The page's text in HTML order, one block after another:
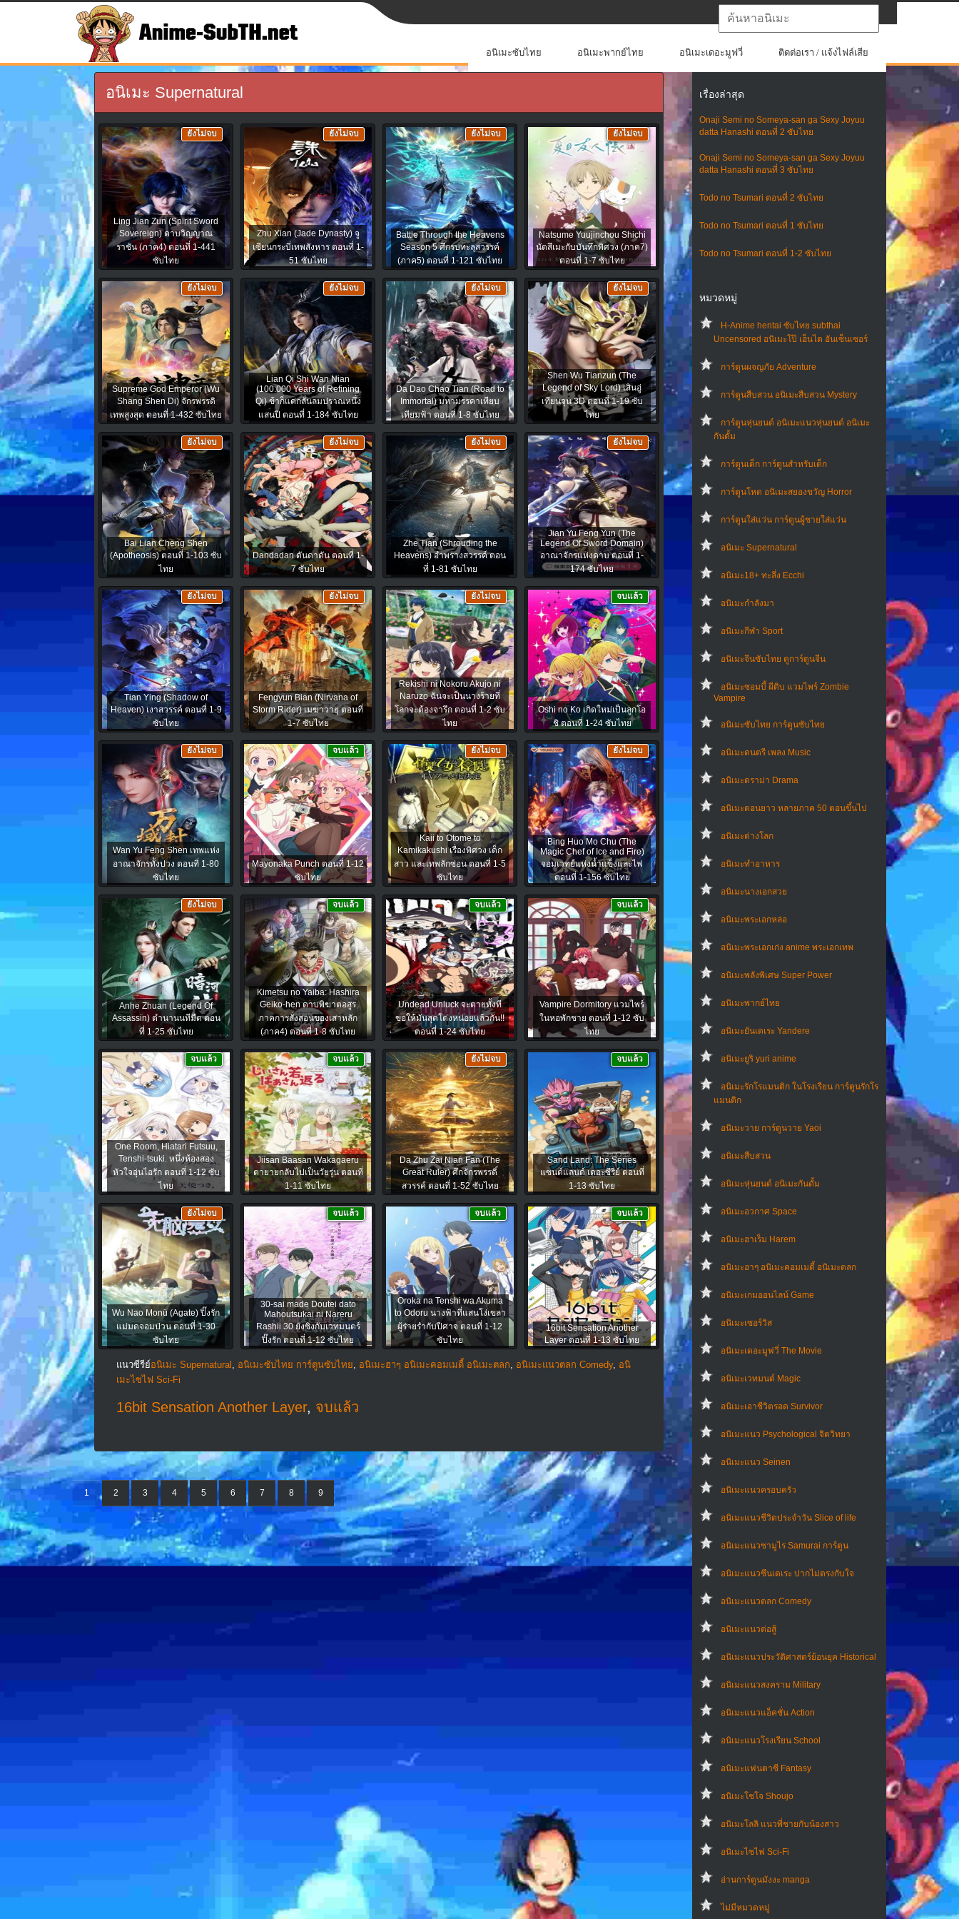
อนิเมะซับไทย อนิเมะพากย์ไทย อนิเมะเดอะมูฟวี่ ติดต่อเรา / แจ้งไฟล์เสีย
เรื่องล่าสุด
Onaji Semi no Someya-san ga Sexy Joyuu
datta Hanashi ตอนที่ 2 ซับไทย
Onaji Semi no Someya-san ga Sexy Joyuu
datta Hanashi ตอนที่ 3 ซับไทย
Todo no Tsumari ตอนที่ 2 ซับไทย
Todo no Tsumari ตอนที่ 1 ซับไทย
Todo no Tsumari ตอนที่ 1-2 ซับไทย
หมวดหมู่
H-Anime hentai ซับไทย subthai
Uncensored อนิเมะโป๊ เฮ็นไต อันเซ็นเซอร์
การ์ตูนผจญภัย Adventure
การ์ตูนสืบสวน อนิเมะสืบสวน Mystery
การ์ตูนหุ่นยนต์ อนิเมะแนวหุ่นยนต์ อนิเมะ
กันดั้ม
การ์ตูนเด็ก การ์ตูนสำหรับเด็ก
การ์ตูนโหด อนิเมะสยองขวัญ Horror
การ์ตูนใส่แว่น การ์ตูนผู้ชายใส่แว่น
อนิเมะ Supernatural
อนิเมะ18+ ทะลึ่ง Ecchi
อนิเมะกำลังมา
อนิเมะกีฬา Sport
อนิเมะจีนซับไทย ดูการ์ตูนจีน
อนิเมะซอมบี้ ผีดิบ แวมไพร์ Zombie
Vampire
อนิเมะซับไทย การ์ตูนซับไทย
อนิเมะดนตรี เพลง Music
อนิเมะดราม่า Drama
อนิเมะตอนยาว หลายภาค 50 ตอนขึ้นไป
อนิเมะต่างโลก
อนิเมะทําอาหาร
อนิเมะนางเอกสวย
อนิเมะพระเอกหล่อ
อนิเมะพระเอกเก่ง anime พระเอกเทพ
อนิเมะพลังพิเศษ Super Power
อนิเมะพากย์ไทย
อนิเมะยันเดเระ Yandere
อนิเมะยูริ yuri anime
อนิเมะรักโรแมนติก ในโรงเรียน การ์ตูนรักโร
แมนติก
อนิเมะวาย การ์ตูนวาย Yaoi
อนิเมะสืบสวน
อนิเมะหุ่นยนต์ อนิเมะกันดั้ม
อนิเมะอวกาศ Space
อนิเมะฮาเร็ม Harem
อนิเมะฮาๆ อนิเมะคอมเมดี้ อนิเมะตลก
อนิเมะเกมออนไลน์ Game
อนิเมะเซอร์วิส
อนิเมะเดอะมูฟวี่ The Movie
อนิเมะเวทมนต์ Magic
อนิเมะเอาชีวิตรอด Survivor
อนิเมะแนว Psychological จิตวิทยา
อนิเมะแนว Seinen
อนิเมะแนวครอบครัว
อนิเมะแนวชีวิตประจําวัน Slice of life
อนิเมะแนวซามูไร Samurai การ์ตูน
อนิเมะแนวซึนเดเระ ปากไม่ตรงกับใจ
อนิเมะแนวตลก Comedy
อนิเมะแนวต่อสู้
อนิเมะแนวประวัติศาสตร์ย้อนยุค Historical
อนิเมะแนวสงคราม Military
อนิเมะแนวแอ็คชั่น Action
อนิเมะแนวโรงเรียน School
อนิเมะแฟนตาซี Fantasy
อนิเมะโชโจ Shoujo
อนิเมะโลลิ แนวพี่ชายกับน้องสาว
อนิเมะไซไฟ Sci-Fi
อ่านการ์ตูนมังงะ manga
ไม่มีหมวดหมู่
อนิเมะ Supernatural
Ling Jian Zun (Spirit Sword
Sovereign) ดาบวิญญาณ
ราชัน (ภาค4) ตอนที่ 1-441
ซับไทย
ยังไม่จบ
Zhu Xian (Jade Dynasty) จู
เซียนกระบี่เทพสังหาร ตอนที่ 1-
51 ซับไทย
ยังไม่จบ
Battle Through the Heavens
Season 5 ศึกรบทะลุสวรรค์
(ภาค5) ตอนที่ 1-121 ซับไทย
ยังไม่จบ
Natsume Yuujinchou Shichi
นัตสึเมะกับบันทึกพิศวง (ภาค7)
ตอนที่ 1-7 ซับไทย
ยังไม่จบ
Supreme God Emperor (Wu
Shang Shen Di) จักรพรรดิ
เทพสูงสุด ตอนที่ 1-432 ซับไทย
ยังไม่จบ
Lian Qi Shi Wan Nian
(100.000 Years of Refining
Qi) ข้าก็แค่กลั่นลมปราณหนึ่ง
แสนปี ตอนที่ 1-184 ซับไทย
ยังไม่จบ
Da Dao Chao Tian (Road to
Immortal) มหามรรคาเทียบ
เทียมฟ้า ตอนที่ 1-8 ซับไทย
ยังไม่จบ
Shen Wu Tianzun (The
Legend of Sky Lord) เสินอู่
เทียนจุน 3D ตอนที่ 1-19 ซับ
ไทย
ยังไม่จบ
Bai Lian Cheng Shen
(Apotheosis) ตอนที่ 1-103 ซับ
ไทย
ยังไม่จบ
Dandadan ดันดาดัน ตอนที่ 1-
7 ซับไทย
ยังไม่จบ
Zhe Tian (Shrouding the
Heavens) อำพรางสวรรค์ ตอน
ที่ 1-81 ซับไทย
ยังไม่จบ
Jian Yu Feng Yun (The
Legend Of Sword Domain)
อาณาจักรแห่งดาบ ตอนที่ 1-
174 ซับไทย
ยังไม่จบ
Tian Ying (Shadow of
Heaven) เงาสวรรค์ ตอนที่ 1-9
ซับไทย
ยังไม่จบ
Fengyun Bian (Nirvana of
Storm Rider) เมฆาวายุ ตอนที่
1-7 ซับไทย
ยังไม่จบ
Rekishi ni Nokoru Akujo ni
Naruzo ฉันจะเป็นนางร้ายที่
โลกจะต้องจารึก ตอนที่ 1-2 ซับ
ไทย
ยังไม่จบ
Oshi no Ko เกิดใหม่เป็นลูกโอ
ชิ ตอนที่ 1-24 ซับไทย
จบแล้ว
Wan Yu Feng Shen เทพแห่ง
อาณาจักรทั้งปวง ตอนที่ 1-80
ซับไทย
ยังไม่จบ
Mayonaka Punch ตอนที่ 1-12
ซับไทย
จบแล้ว
Kaii to Otome to
Kamikakushi เรื่องพิศวง เด็ก
สาว และเทพลักซ่อน ตอนที่ 1-5
ซับไทย
ยังไม่จบ
Bing Huo Mo Chu (The
Magic Chef of Ice and Fire)
จอมเวทย์แห่งน้ำแข็งและไฟ
ตอนที่ 1-156 ซับไทย
ยังไม่จบ
Anhe Zhuan (Legend Of
Assassin) ตำนานนทีมืด ตอน
ที่ 1-25 ซับไทย
ยังไม่จบ
Kimetsu no Yaiba: Hashira
Geiko-hen ดาบพิฆาตอสูร
ภาคการสั่งสอนของเสาหลัก
(ภาค4) ตอนที่ 1-8 ซับไทย
จบแล้ว
Undead Unluck จะตายทั้งที
ขอให้มันสุดโต่งหน่อยแล้วกัน!!
ตอนที่ 1-24 ซับไทย
จบแล้ว
Vampire Dormitory แวมไพร์
ในหอพักชาย ตอนที่ 1-12 ซับ
ไทย
จบแล้ว
One Room, Hiatari Futsuu,
Tenshi-tsuki. หนึ่งห้องสอง
หัวใจอุ่นไอรัก ตอนที่ 1-12 ซับ
ไทย
จบแล้ว
Jiisan Baasan Wakagaeru
ตายายกลับไปเป็นวัยรุ่น ตอนที่
1-11 ซับไทย
จบแล้ว
Da Zhu Zai Nian Fan (The
Great Ruler) ศึกจักรพรรดิ์
สวรรค์ ตอนที่ 1-52 ซับไทย
ยังไม่จบ
Sand Land: The Series
แซนด์แลนด์ เดอะซีรีย์ ตอนที่
1-13 ซับไทย
จบแล้ว
Wu Nao Monü (Agate) ปิ๊งรัก
แม่มดจอมป่วน ตอนที่ 1-30
ซับไทย
ยังไม่จบ
30-sai made Doutei dato
Mahoutsukai ni Nareru
Rashii 30 ยังซิงกับเวทมนตร์
ปิ๊งรัก ตอนที่ 1-12 ซับไทย
จบแล้ว
Oroka na Tenshi wa Akuma
to Odoru นางฟ้าที่แสนโง่เขลา
ผู้ร่ายรำกับปีศาจ ตอนที่ 1-12
ซับไทย
จบแล้ว
16bit Sensation Another
Layer ตอนที่ 1-13 ซับไทย
จบแล้ว
แนวซีรีย์อนิเมะ Supernatural , อนิเมะซับไทย การ์ตูนซับไทย, อนิเมะฮาๆ อนิเมะคอมเมดี้ อนิเมะตลก, อนิเมะแนวตลก Comedy, อนิ
เมะไซไฟ Sci-Fi
16bit Sensation Another Layer, จบแล้ว
1 2 3 4 5 6 7 8 9